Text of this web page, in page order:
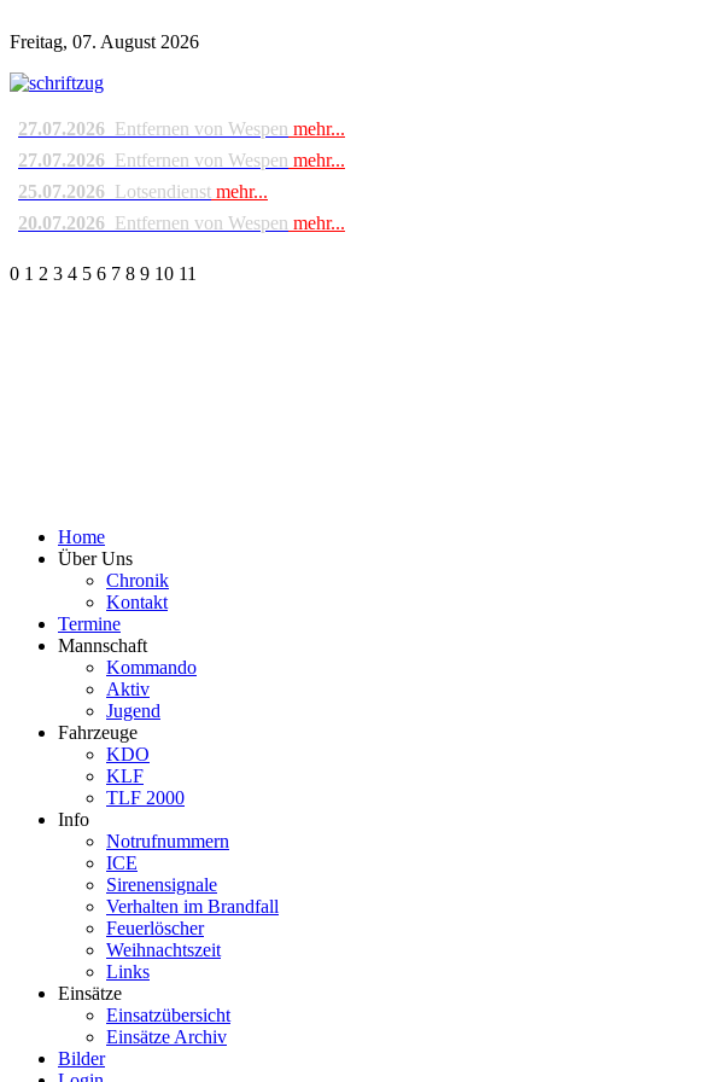
Freitag, 07. August 2026
27.07.2026 Entfernen von Wespen mehr...
27.07.2026 Entfernen von Wespen mehr...
25.07.2026 Lotsendienst mehr...
20.07.2026 Entfernen von Wespen mehr...
0 1 2 3 4 5 6 7 8 9 10 11
Home
Über Uns
Chronik
Kontakt
Termine
Mannschaft
Kommando
Aktiv
Jugend
Fahrzeuge
KDO
KLF
TLF 2000
Info
Notrufnummern
ICE
Sirenensignale
Verhalten im Brandfall
Feuerlöscher
Weihnachtszeit
Links
Einsätze
Einsatzübersicht
Einsätze Archiv
Bilder